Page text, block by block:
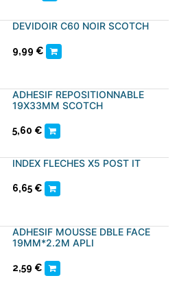
DEVIDOIR C60 NOIR SCOTCH
9,99 €
ADHESIF REPOSITIONNABLE
19X33MM SCOTCH
5,60 €
INDEX FLECHES X5 POST IT
6,65 €
ADHESIF MOUSSE DBLE FACE
19MM*2.2M APLI
2,59 €